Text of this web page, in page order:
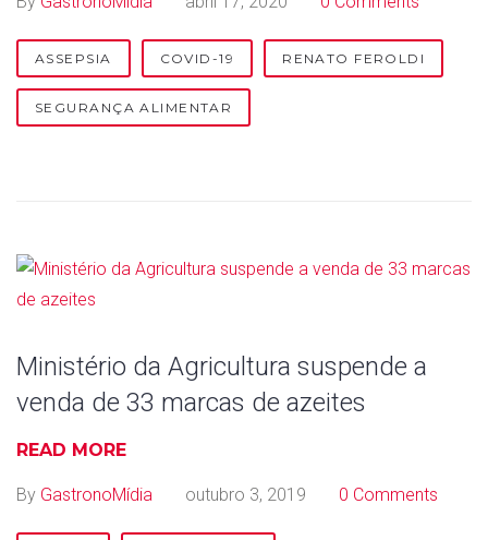
e
g
u
ç
A
l
m
ASSEPSIA COVID-19 RENATO FEROLDI
SEGURANÇA ALIMENTAR
Ministério da Agricultura suspende a
venda de 33 marcas de azeites
READ MORE
By GastronoMídia outubro 3, 2019 0 Comments